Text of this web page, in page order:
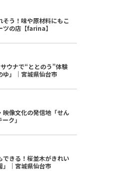
そう！味や原材料にもこ
ツの店【farina】
ウナで“ととのう”体験
ゆ」｜宮城県仙台市
映像文化の発信地「せん
ク」
できる！桜並木がきれい
」｜宮城県仙台市